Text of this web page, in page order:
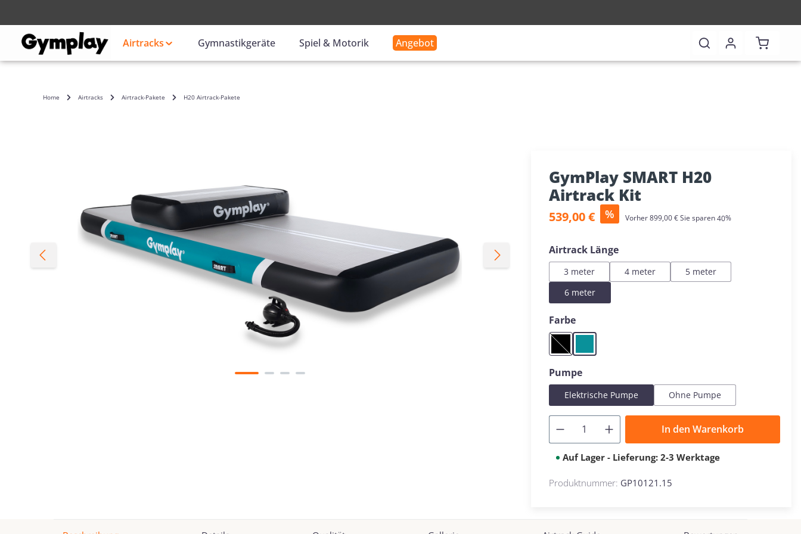
Airtracks Gymnastikgeräte Spiel & Motorik Angebot
Home Airtracks Airtrack-Pakete H20 Airtrack-Pakete
GymPlay SMART H20
Airtrack Kit
Verkaufspreis:
539,00 € % VorherRegulärer Preis:
899,00 €Sie sparen40%
Airtrack Längeauswählen
3 meter 4 meter
5 meter
6 meter
Farbeauswählen
Black
(Diese Option ist zurzeit nicht verfügbar.)
Mint
Pumpeauswählen
Elektrische Pumpe Ohne Pumpe
In den Warenkorb
Auf Lager - Lieferung: 2-3 Werktage
Produktnummer: GP10121.15